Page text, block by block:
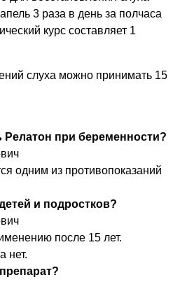
3 раза в день за полчаса
курс составляет 1
слуха можно принимать 15
при беременности?
одним из противопоказаний
и подростков?
после 15 лет.
нет.